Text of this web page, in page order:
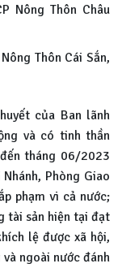
Nông Thôn Châu
Thôn Cái Sắn,
của Ban lãnh
và có tinh thần
tháng 06/2023
Phòng Giao
phạm vi cả nước;
tài sản hiện tại đạt
lệ được xã hội,
ngoài nước đánh